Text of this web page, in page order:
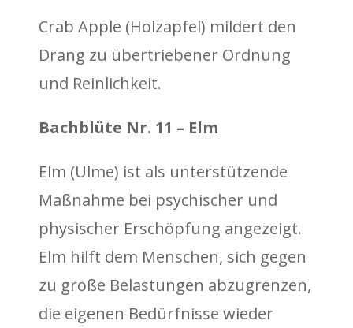
Crab Apple (Holzapfel) mildert den
Drang zu übertriebener Ordnung
und Reinlichkeit.
Bachblüte Nr. 11 – Elm
Elm (Ulme) ist als unterstützende
Maßnahme bei psychischer und
physischer Erschöpfung angezeigt.
Elm hilft dem Menschen, sich gegen
zu große Belastungen abzugrenzen,
die eigenen Bedürfnisse wieder